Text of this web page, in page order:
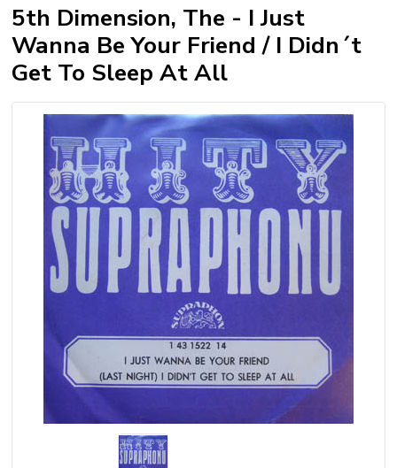
5th Dimension, The - I Just
Wanna Be Your Friend / I Didn´t
Get To Sleep At All